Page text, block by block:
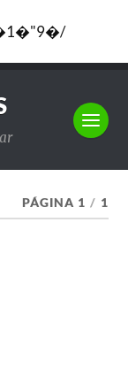
PÁGINA 1 / 1